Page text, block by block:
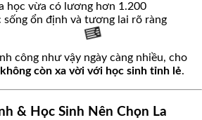
học vừa có lương hơn 1.200
sống ổn định và tương lai rõ ràng
công như vậy ngày càng nhiều, cho
còn xa vời với học sinh tỉnh lẻ.
& Học Sinh Nên Chọn La